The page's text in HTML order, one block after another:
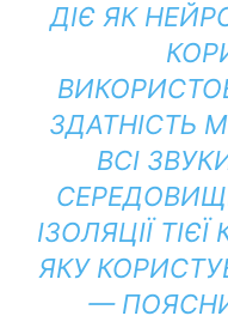
ДІЄ ЯК
ЗДАТНІСТЬ
ВСІ
ІЗОЛЯЦІЇ
ЯКУ
—